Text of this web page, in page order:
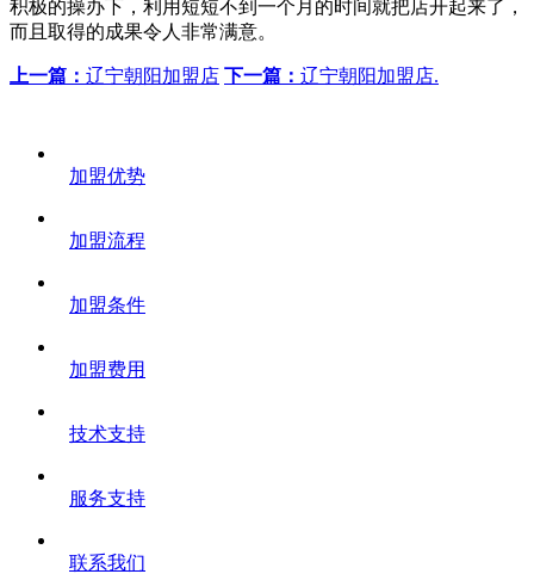
积极的操办下，利用短短不到一个月的时间就把店开起来了，
而且取得的成果令人非常满意。
上一篇： 辽宁朝阳加盟店 下一篇： 辽宁朝阳加盟店.
加盟优势
加盟流程
加盟条件
加盟费用
技术支持
服务支持
联系我们